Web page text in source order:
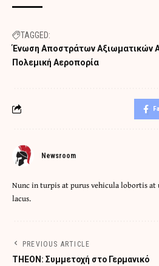
TAGGED:
Ένωση Αποστράτων Αξιωματικών
Πολεμική Αεροπορία
Newsroom
Nunc in turpis at purus vehicula lobortis at
lacus.
PREVIOUS ARTICLE
THEON: Συμμετοχή στο Γερμανικό